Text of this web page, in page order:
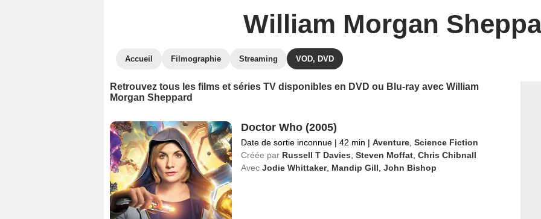
William Morgan
Accueil Filmographie Streaming VOD, DVD
Retrouvez tous les films et séries TV disponibles en DVD ou Blu-ray avec William
Morgan Sheppard
Doctor Who (2005)
Date de sortie inconnue | 42 min | Aventure, Science Fiction
Créée par Russell T Davies Steven Moffat, Chris Chibnall
Avec Jodie Whittaker, Mandip Gill John Bishop